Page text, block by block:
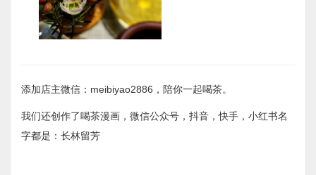
添加店主微信：meibiyao2886，陪你一起喝茶。
我们还创作了喝茶漫画，微信公众号，抖音，快手，小红书名
字都是：长林留芳